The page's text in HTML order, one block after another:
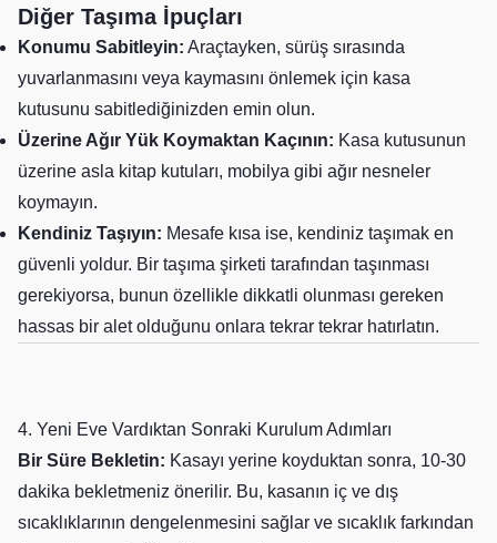
Diğer Taşıma İpuçları
Konumu Sabitleyin: Araçtayken, sürüş sırasında
yuvarlanmasını veya kaymasını önlemek için kasa
kutusunu sabitlediğinizden emin olun.
Üzerine Ağır Yük Koymaktan Kaçının: Kasa kutusunun
üzerine asla kitap kutuları, mobilya gibi ağır nesneler
koymayın.
Kendiniz Taşıyın: Mesafe kısa ise, kendiniz taşımak en
güvenli yoldur. Bir taşıma şirketi tarafından taşınması
gerekiyorsa, bunun özellikle dikkatli olunması gereken
hassas bir alet olduğunu onlara tekrar tekrar hatırlatın.
4. Yeni Eve Vardıktan Sonraki Kurulum Adımları
Bir Süre Bekletin: Kasayı yerine koyduktan sonra, 10-30
dakika bekletmeniz önerilir. Bu, kasanın iç ve dış
sıcaklıklarının dengelenmesini sağlar ve sıcaklık farkından